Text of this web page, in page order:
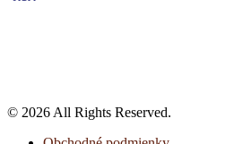
© 2026 All Rights Reserved.